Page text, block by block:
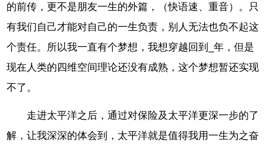
的前传，更不是朋友一生的外篇，（快语速、重音）。只
有我们自己才能对自己的一生负责，别人无法也负不起这
个责任。所以我一直有个梦想，我想穿越回到_年，但是
现在人类的四维空间理论还没有成熟，这个梦想暂还实现
不了。
走进太平洋之后，通过对保险及太平洋更深一步的了
解，让我深深的体会到，太平洋就是值得我用一生为之奋